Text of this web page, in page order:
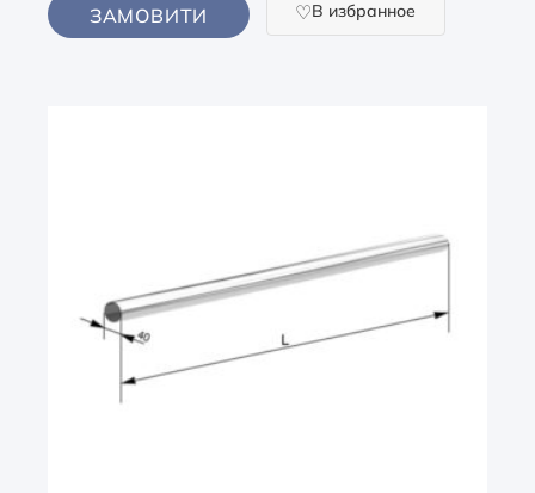
ЗАМОВИТИ В избранное